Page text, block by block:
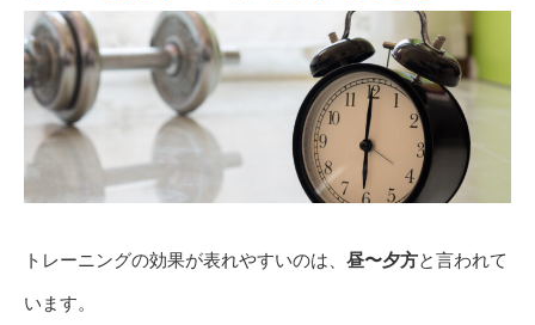
トレーニングの効果が表れやすいのは、 昼〜夕方と言われて
います。